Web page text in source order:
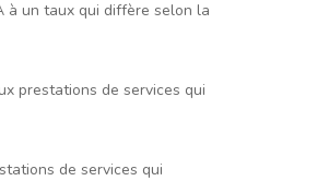
à un taux qui diffère selon la
prestations de services qui
de services qui